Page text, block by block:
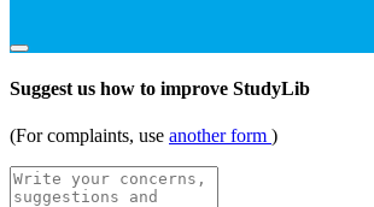
Suggest us how to improve StudyLib
(For complaints, use another form )